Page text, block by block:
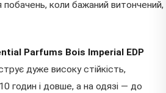
побачень, коли бажаний витончений,
Parfums Bois Imperial EDP
дуже високу стійкість,
годин і довше, а на одязі — до